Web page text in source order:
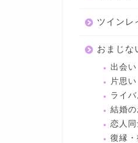
ツインレ
おまじな
出会
片思
ライ
結婚
恋人
復縁